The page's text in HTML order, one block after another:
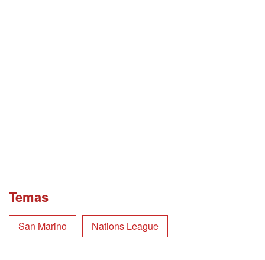
Temas
San Marino Nations League